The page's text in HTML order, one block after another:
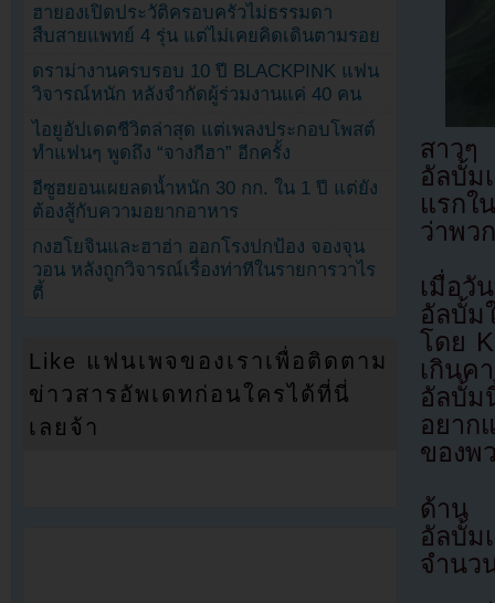
สาวๆ
อัลบั้ม
แรกใ
ว่าพว
เมื่อวั
อัลบั้ม
โดย
เกินค
อัลบั้ม
อยาก
ของพ
ด้าน
อัลบั้ม
จำนว
ฮายองเปิดประวัติครอบครัวไม่ธรรมดา
สืบสายแพทย์ 4 รุ่น แต่ไม่เคยคิดเดินตามรอย
ดราม่างานครบรอบ 10 ปี BLACKPINK แฟน
วิจารณ์หนัก หลังจำกัดผู้ร่วมงานแค่ 40 คน
ไอยูอัปเดตชีวิตล่าสุด แต่เพลงประกอบโพสต์
ทำแฟนๆ พูดถึง “จางกีฮา” อีกครั้ง
อีซูฮยอนเผยลดน้ำหนัก 30 กก. ใน 1 ปี แต่ยัง
ต้องสู้กับความอยากอาหาร
กงฮโยจินและฮาฮ่า ออกโรงปกป้อง จองจุน
วอน หลังถูกวิจารณ์เรื่องท่าทีในรายการวาไร
ตี้
Like แฟนเพจของเราเพื่อติดตาม
ข่าวสารอัพเดทก่อนใครได้ที่นี่
เลยจ้า